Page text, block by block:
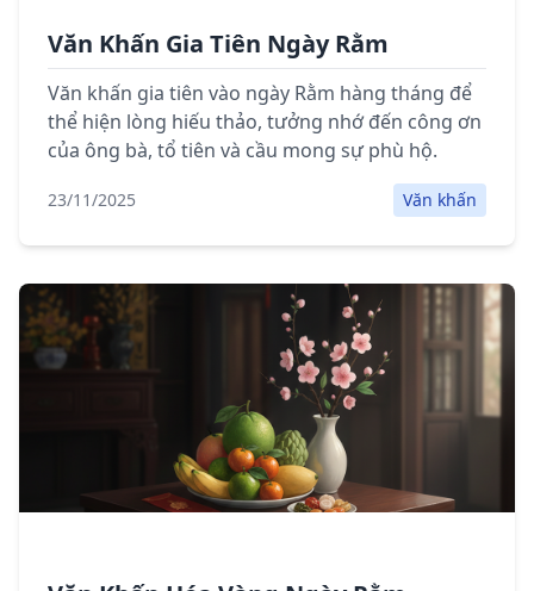
Văn Khấn Gia Tiên Ngày Rằm
Văn khấn gia tiên vào ngày Rằm hàng tháng để
thể hiện lòng hiếu thảo, tưởng nhớ đến công ơn
của ông bà, tổ tiên và cầu mong sự phù hộ.
23/11/2025 Văn khấn